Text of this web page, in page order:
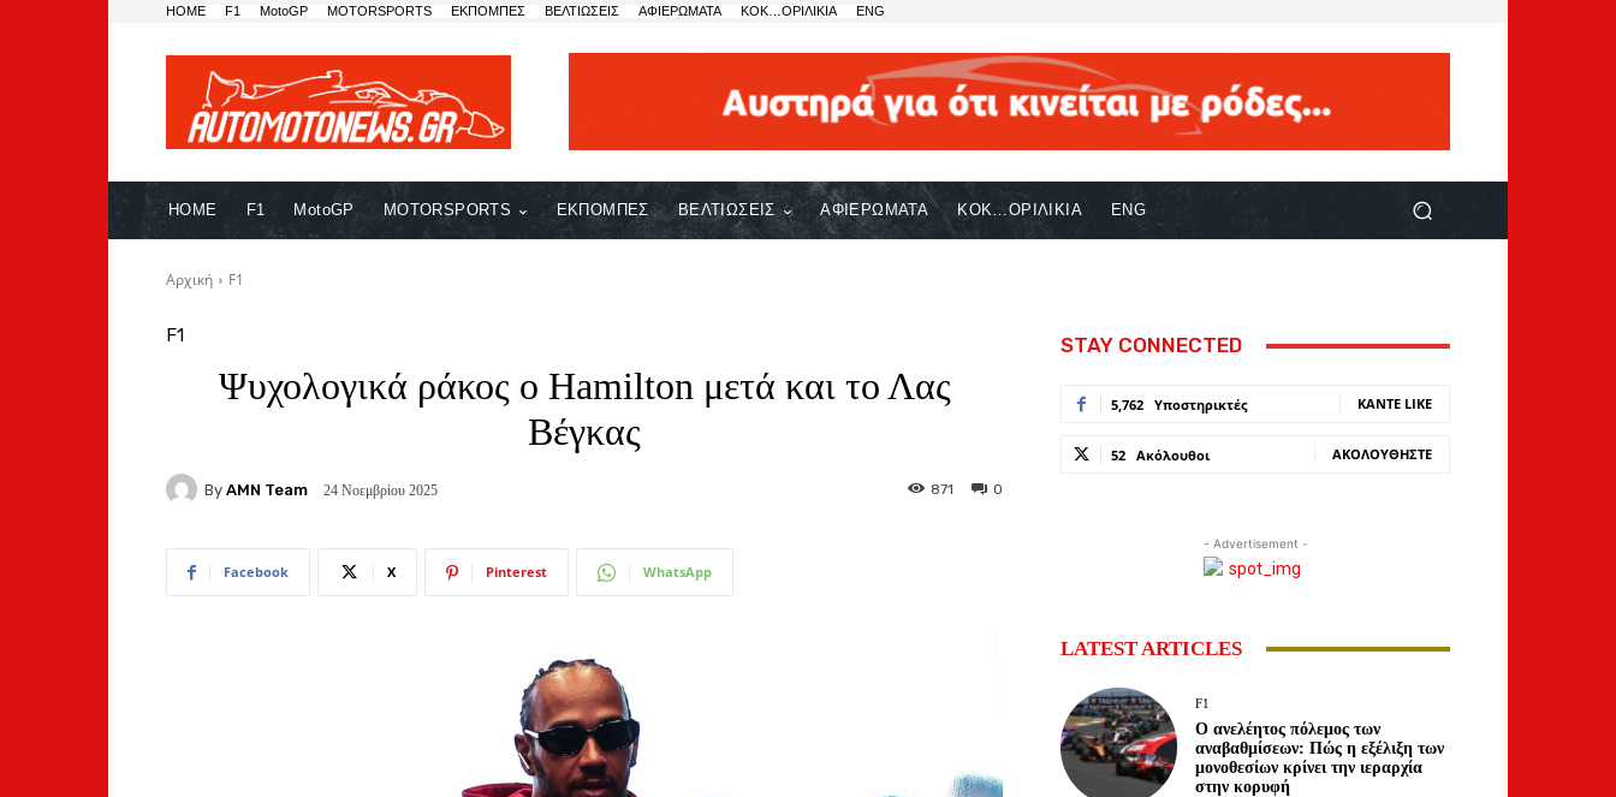
HOME F1 MotoGP MOTORSPORTS ΕΚΠΟΜΠΕΣ ΒΕΛΤΙΩΣΕΙΣ ΑΦΙΕΡΩΜΑΤΑ ΚΟΚ…ΟΡΙΛΙΚΙΑ ENG
HOME F1 MotoGP MOTORSPORTS ΕΚΠΟΜΠΕΣ ΒΕΛΤΙΩΣΕΙΣ ΑΦΙΕΡΩΜΑΤΑ ΚΟΚ…ΟΡΙΛΙΚΙΑ ENG
Αρχική F1
F1
Ψυχολογικά ράκος ο Hamilton μετά και το Λας
Βέγκας
By AMN Team 24 Νοεμβρίου 2025 0
871
Facebook X Pinterest WhatsApp
STAY CONNECTED
5,762 Υποστηρικτές ΚΆΝΤΕ LIKE
52 Ακόλουθοι ΑΚΟΛΟΥΘΉΣΤΕ
- Advertisement -
LATEST ARTICLES
F1
Ο ανελέητος πόλεμος των
αναβαθμίσεων: Πώς η εξέλιξη των
μονοθεσίων κρίνει την ιεραρχία
στην κορυφή